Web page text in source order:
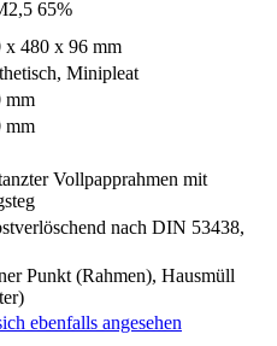
65%
x 480 x 96 mm
Minipleat
mm
mm
Vollpapprahmen mit
nach DIN 53438,
Punkt (Rahmen), Hausmüll
ebenfalls angesehen